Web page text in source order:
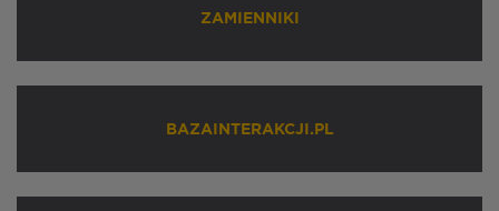
ZAMIENNIKI
BAZAINTERAKCJI.PL